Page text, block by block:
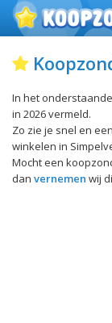
In het
in 2026 vermeld.
Zo zie je snel en
winkelen in
Mocht een
dan vernemen wij